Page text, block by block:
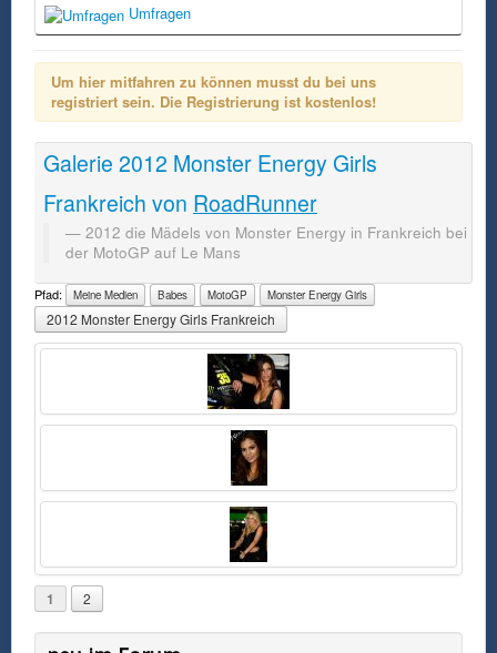
Umfragen
Um hier mitfahren zu können musst du bei uns
registriert sein. Die Registrierung ist kostenlos!
Galerie 2012 Monster Energy Girls
Frankreich von RoadRunner
2012 die Mädels von Monster Energy in Frankreich bei
der MotoGP auf Le Mans
Pfad: Meine Medien Babes MotoGP Monster Energy Girls
2012 Monster Energy Girls Frankreich
1 2